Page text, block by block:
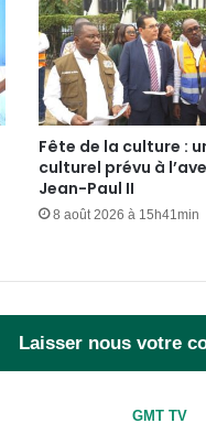
Fête de la culture :
culturel prévu à
Jean-Paul II
8 août 2026 à 15h41min
Laisser nous votre
GMT TV